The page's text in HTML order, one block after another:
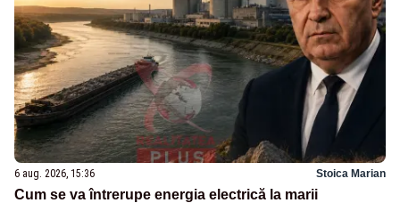
6 aug. 2026, 15:36 Stoica Marian
Cum se va întrerupe energia electrică la marii